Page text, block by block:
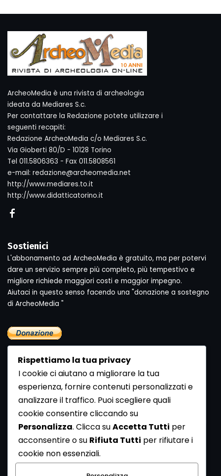
ArcheoMedia è una rivista di archeologia
ideata da Mediares S.c.
Per contattare la Redazione potete utilizzare i
seguenti recapiti:
Redazione ArcheoMedia c/o Mediares S.c.
Via Gioberti 80/D - 10128 Torino
Tel 011.5806363 - Fax 011.5808561
e-mail: redazione@archeomedia.net
http://www.mediares.to.it
http://www.didatticatorino.it
Sostienici
L'abbonamento ad ArcheoMedia è gratuito, ma per potervi
dare un servizio sempre più completo, più tempestivo e
migliore richiede maggiori costi e maggior impegno.
Aiutaci in questo senso facendo una "donazione a sostegno
di ArcheoMedia "
Newsletter
Se vuoi ricevere la Rivista gratuita di archeologia realizzata
dalla Redazione di ArcheoMedia iscriviti alla nostra
Newsletter [Clicca Qui]
Con l'invio del messaggio l'utente dichiara di aver letto
Rispettiamo la tua privacy
I cookie ci aiutano a migliorare la tua
esperienza, fornire contenuti personalizzati e
analizzare il traffico. Puoi scegliere quali
cookie consentire cliccando su
Personalizza. Clicca suAccetta Tutti per
acconsentire o su Rifiuta Tutti per rifiutare i
cookie non essenziali.